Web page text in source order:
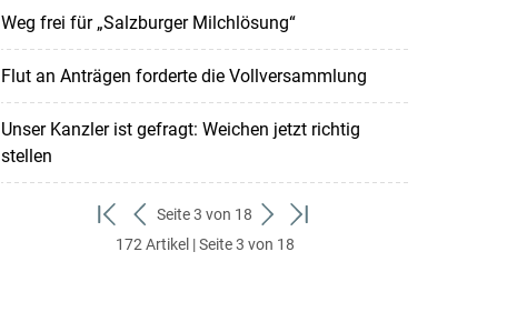
Weg frei für „Salzburger Milchlösung“
Flut an Anträgen forderte die Vollversammlung
Unser Kanzler ist gefragt: Weichen jetzt richtig
stellen
zum
ersten
zurück
zum
Seite 3 von 18
weiter
zum
zum
172 Artikel | Seite 3 von 18